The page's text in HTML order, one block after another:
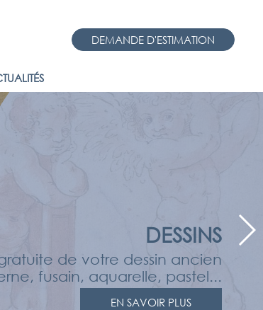
DEMANDE D'ESTIMATION
DESSINS
de votre dessin ancien
fusain, aquarelle, pastel...
EN SAVOIR PLUS